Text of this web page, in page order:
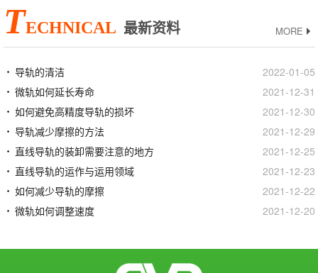
TECHNICAL 最新资料 MORE
导轨的清洁
2022-01-05
微轨如何延长寿命
2021-12-31
如何避免高精度导轨的损坏
2021-12-30
导轨减少摩擦的方法
2021-12-29
直线导轨的装卸需要注意的地方
2021-12-25
直线导轨的运作与运用领域
2021-12-23
如何减少导轨的摩擦
2021-12-22
微轨如何调整速度
2021-12-20